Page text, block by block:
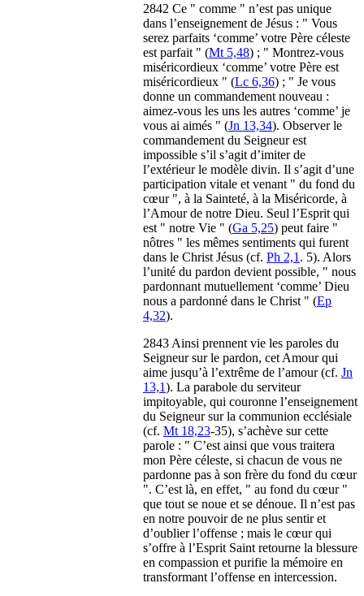
2842 Ce " comme " n’est pas unique
dans l’enseignement de Jésus : " Vous
serez parfaits ‘comme’ votre Père céleste
est parfait " (Mt 5,48) ; " Montrez-vous
miséricordieux ‘comme’ votre Père est
miséricordieux " (Lc 6,36) ; " Je vous
donne un commandement nouveau :
aimez-vous les uns les autres ‘comme’ je
vous ai aimés " (Jn 13,34). Observer le
commandement du Seigneur est
impossible s’il s’agit d’imiter de
l’extérieur le modèle divin. Il s’agit d’une
participation vitale et venant " du fond du
cœur ", à la Sainteté, à la Miséricorde, à
l’Amour de notre Dieu. Seul l’Esprit qui
est " notre Vie " (Ga 5,25) peut faire "
nôtres " les mêmes sentiments qui furent
dans le Christ Jésus (cf. Ph 2,1 . 5). Alors
l’unité du pardon devient possible, " nous
pardonnant mutuellement ‘comme’ Dieu
nous a pardonné dans le Christ " (Ep
4,32).
2843 Ainsi prennent vie les paroles du
Seigneur sur le pardon, cet Amour qui
aime jusqu’à l’extrême de l’amour (cf. Jn
13,1). La parabole du serviteur
impitoyable, qui couronne l’enseignement
du Seigneur sur la communion ecclésiale
(cf. Mt 18,23-35), s’achève sur cette
parole : " C’est ainsi que vous traitera
mon Père céleste, si chacun de vous ne
pardonne pas à son frère du fond du cœur
". C’est là, en effet, " au fond du cœur "
que tout se noue et se dénoue. Il n’est pas
en notre pouvoir de ne plus sentir et
d’oublier l’offense ; mais le cœur qui
s’offre à l’Esprit Saint retourne la blessure
en compassion et purifie la mémoire en
transformant l’offense en intercession.